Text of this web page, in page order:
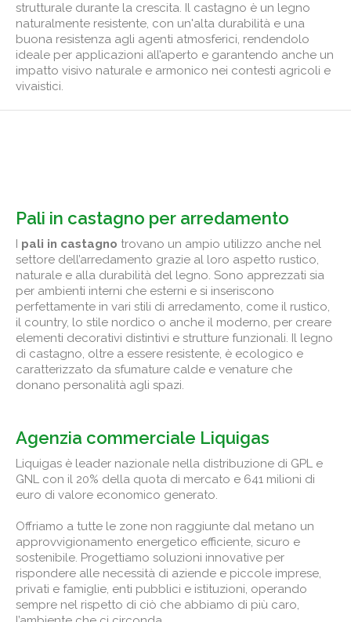
strutturale durante la crescita. Il castagno è un legno
naturalmente resistente, con un'alta durabilità e una
buona resistenza agli agenti atmosferici, rendendolo
ideale per applicazioni all’aperto e garantendo anche un
impatto visivo naturale e armonico nei contesti agricoli e
vivaistici.
Pali in castagno per arredamento
pali in castagno trovano un ampio utilizzo anche nel
settore dell’arredamento grazie al loro aspetto rustico,
naturale e alla durabilità del legno. Sono apprezzati sia
per ambienti interni che esterni e si inseriscono
perfettamente in vari stili di arredamento, come il rustico,
il country, lo stile nordico o anche il moderno, per creare
elementi decorativi distintivi e strutture funzionali. Il legno
di castagno, oltre a essere resistente, è ecologico e
caratterizzato da sfumature calde e venature che
donano personalità agli spazi.
Agenzia commerciale Liquigas
Liquigas è leader nazionale nella distribuzione di GPL e
GNL con il 20% della quota di mercato e 641 milioni di
euro di valore economico generato.
Offriamo a tutte le zone non raggiunte dal metano un
approvvigionamento energetico efficiente, sicuro e
sostenibile. Progettiamo soluzioni innovative per
rispondere alle necessità di aziende e piccole imprese,
privati e famiglie, enti pubblici e istituzioni, operando
sempre nel rispetto di ciò che abbiamo di più caro,